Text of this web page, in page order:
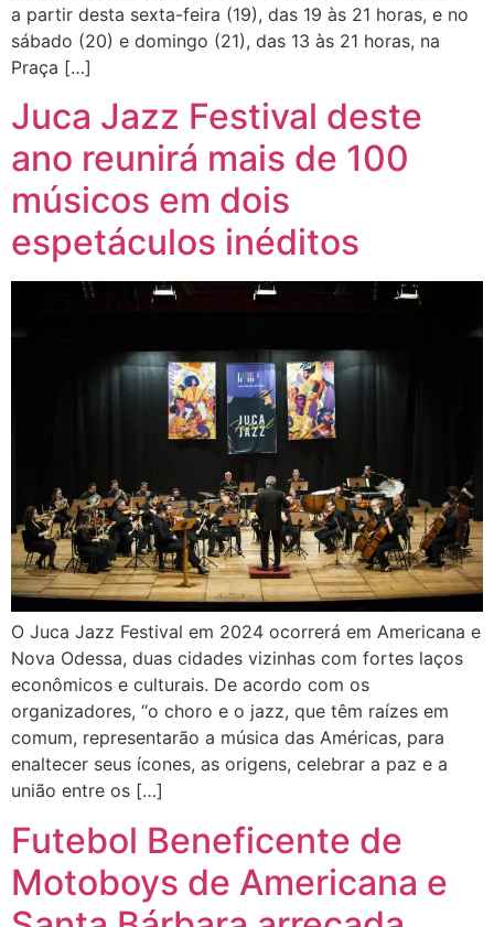
a partir desta sexta-feira (19), das 19 às 21 horas, e no
sábado (20) e domingo (21), das 13 às 21 horas, na
Praça […]
Juca Jazz Festival deste
ano reunirá mais de 100
músicos em dois
espetáculos inéditos
O Juca Jazz Festival em 2024 ocorrerá em Americana e
Nova Odessa, duas cidades vizinhas com fortes laços
econômicos e culturais. De acordo com os
organizadores, “o choro e o jazz, que têm raízes em
comum, representarão a música das Américas, para
enaltecer seus ícones, as origens, celebrar a paz e a
união entre os […]
Futebol Beneficente de
Motoboys de Americana e